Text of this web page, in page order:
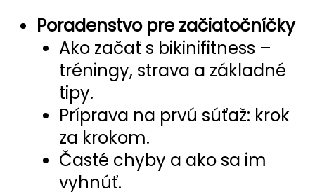
Poradenstvo pre začiatočníčky
Ako začať s bikinifitness –
tréningy, strava a základné
tipy.
Príprava na prvú súťaž: krok
za krokom.
Časté chyby a ako sa im
vyhnúť.